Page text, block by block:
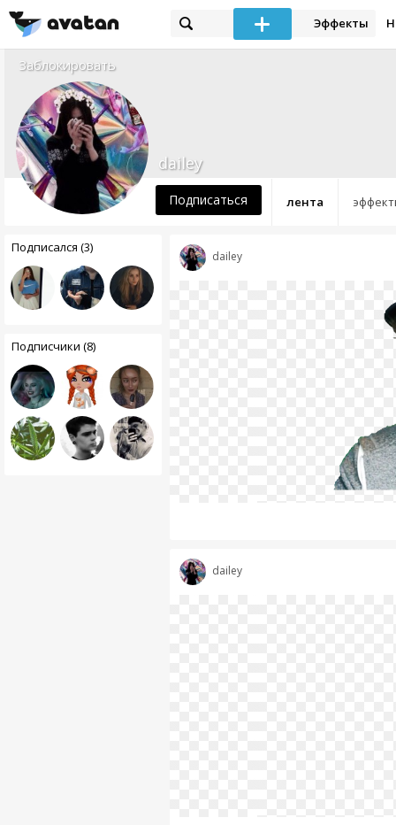
Эффекты
Заблокировать
лента
dailey
Подписаться
Подписался (3)
Подписчики (8)
dailey
dailey